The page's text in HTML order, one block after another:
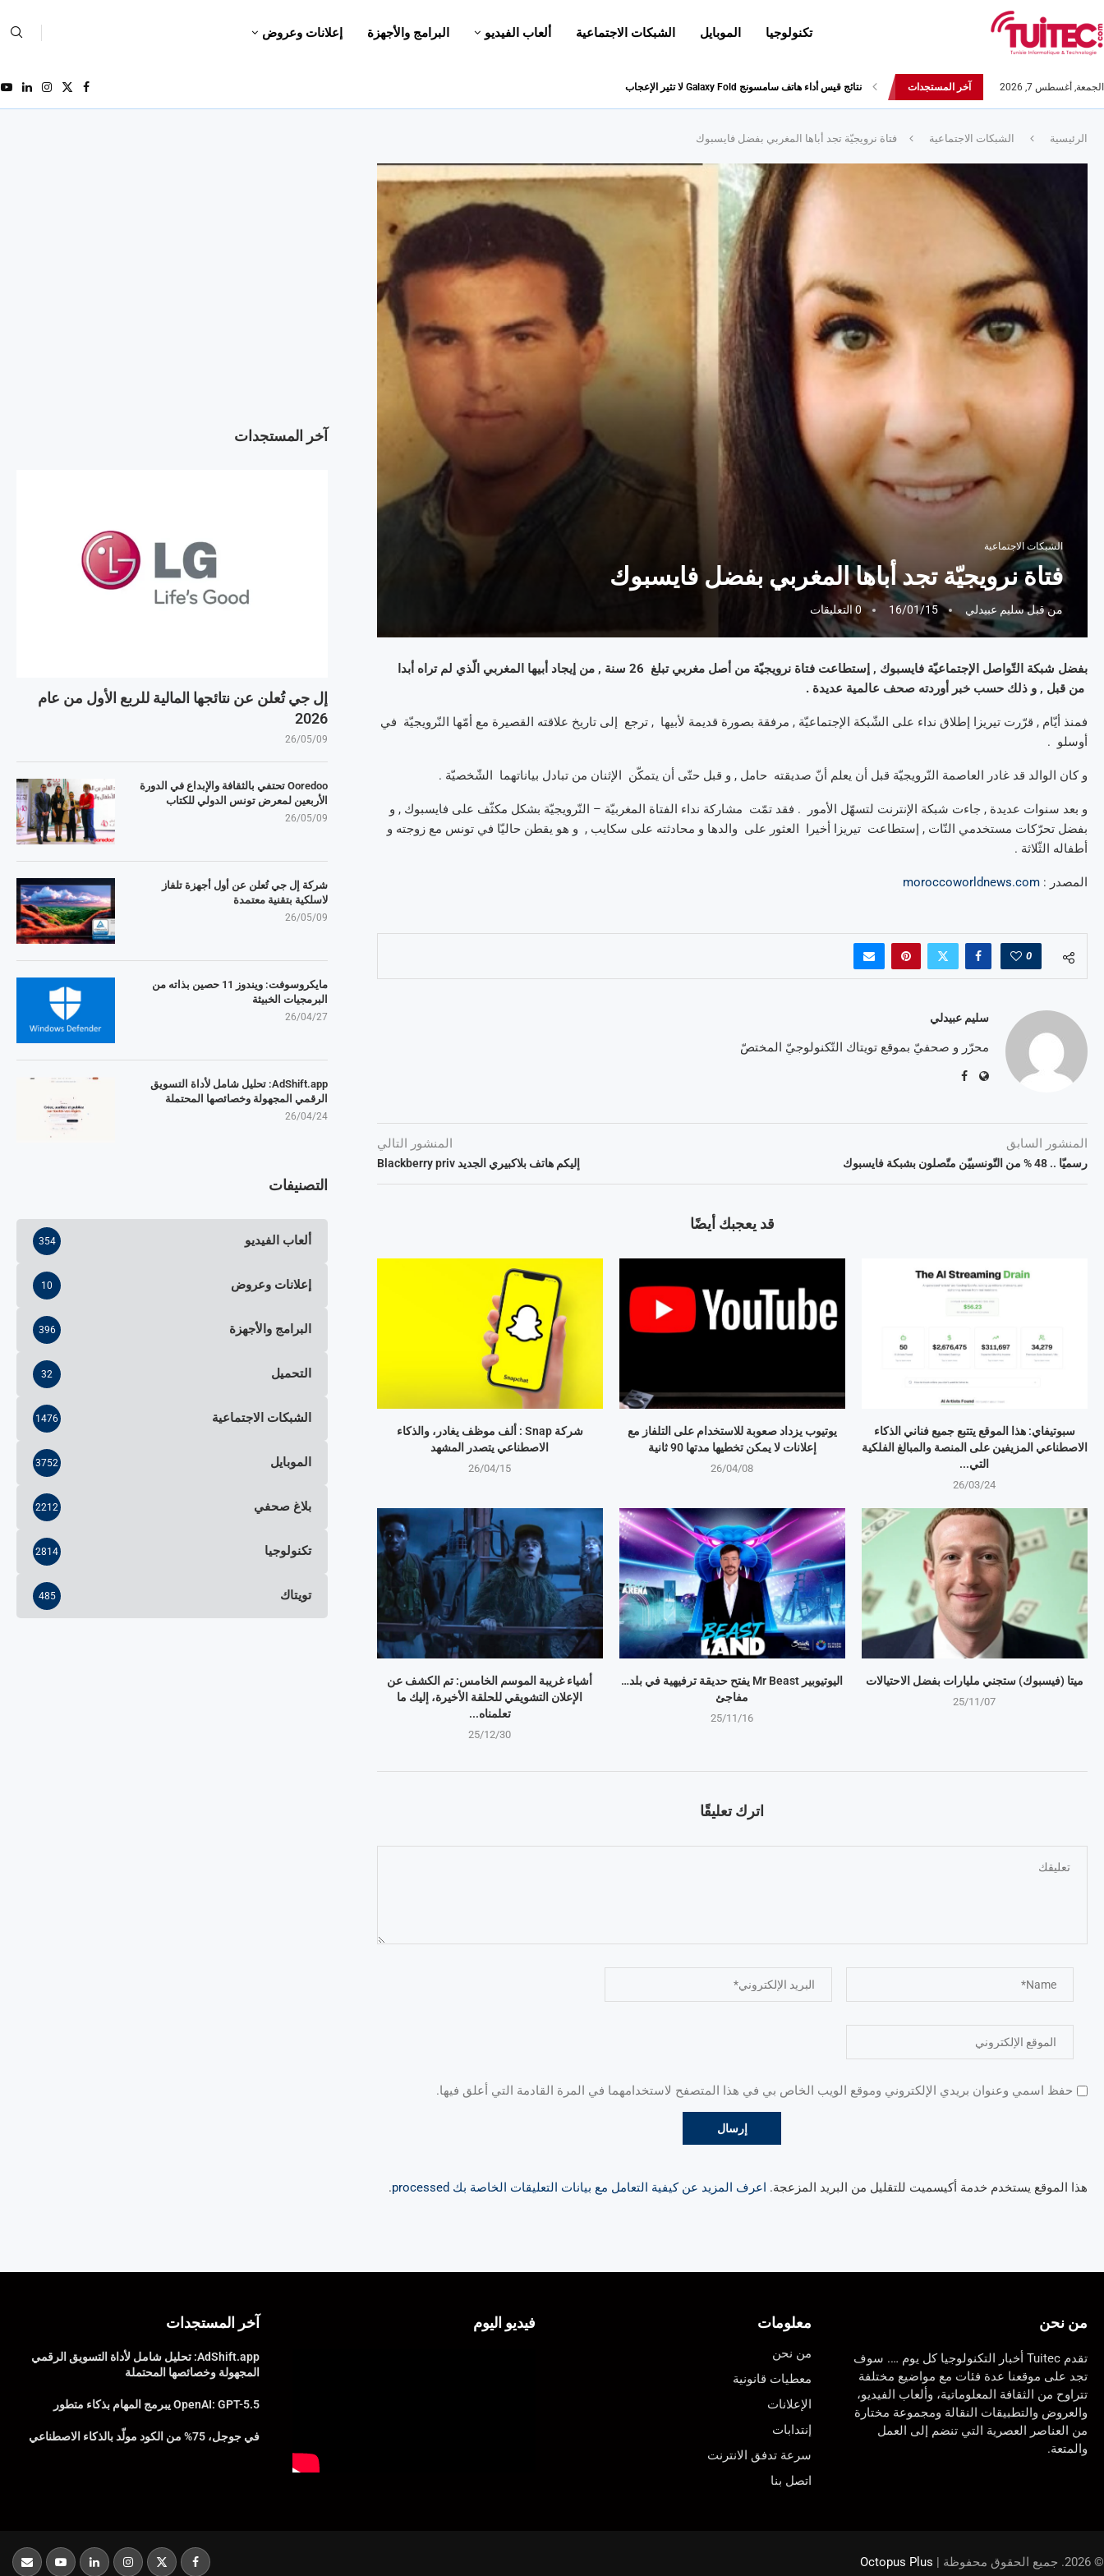
تكنولوجيا الموبايل الشبكات الاجتماعية ألعاب الفيديو البرامج والأجهزة إعلانات وعروض
الجمعة, أغسطس 7, 2026 آخر المستجدات أحدث إصدارات هواوي: هاتف “nova 8 SE” ينطلق رسميا مع أربع...
الرئيسية الشبكات الاجتماعية فتاة نرويجيّة تجد أباها المغربي بفضل فايسبوك
الشبكات الاجتماعية
فتاة نرويجيّة تجد أباها المغربي بفضل فايسبوك
من قبلسليم عبيدلي 16/01/15 0 التعليقات
بفضل شبكة التّواصل الإجتماعيّة فايسبوك , إستطاعت فتاة نرويجيّة من أصل مغربي تبلغ 26 سنة , من إيجاد أبيها المغربي الّذي لم تراه أبدا
من قبل , و ذلك حسب خبر أوردته صحف عالمية عديدة .
فمنذ أيّام , قرّرت تيريزا إطلاق نداء على الشّبكة الإجتماعيّة , مرفقة بصورة قديمة لأبيها , ترجع إلى تاريخ علاقته القصيرة مع أمّها النّرويجيّة في
أوسلو .
و كان الوالد قد غادر العاصمة النّرويجيّة قبل أن يعلم أنّ صديقته حامل , و قبل حتّى أن يتمكّن الإثنان من تبادل بياناتهما الشّخصيّة .
و بعد سنوات عديدة , جاءت شبكة الإنترنت لتسهّل الأمور . فقد تمّت مشاركة نداء الفتاة المغربيّة – النّرويجيّة بشكل مكثّف على فايسبوك , و
بفضل تحرّكات مستخدمي النّات , إستطاعت تيريزا أخيرا العثور على والدها و محادثته على سكايب , و هو يقطن حاليّا في تونس مع زوجته و
أطفاله الثّلاثة .
المصدر : moroccoworldnews.com
0
سليم عبيدلي
محرّر و صحفيّ بموقع تويتاك التّكنولوجيّ المختصّ
المنشور السابق
رسميّا .. 48 % من التّونسييّن متّصلون بشبكة فايسبوك
المنشور التالي
إليكم هاتف بلاكبيري الجديد Blackberry priv
قد يعجبك أيضًا
شركة Snap : ألف موظف يغادر، والذكاء
الاصطناعي يتصدر المشهد
26/04/15
يوتيوب يزداد صعوبة للاستخدام على التلفاز مع
إعلانات لا يمكن تخطيها مدتها 90 ثانية
26/04/08
سبوتيفاي: هذا الموقع يتتبع جميع فناني الذكاء
الاصطناعي المزيفين على المنصة والمبالغ الفلكية
التي...
26/03/24
أشياء غريبة الموسم الخامس: تم الكشف عن
الإعلان التشويقي للحلقة الأخيرة، إليك ما
تعلمناه...
25/12/30
اليوتيوبير Mr Beast يفتح حديقة ترفيهية في بلد…
مفاجئ
25/11/16
ميتا (فيسبوك) ستجني مليارات بفضل الاحتيالات
25/11/07
اترك تعليقًا
حفظ اسمي وعنوان بريدي الإلكتروني وموقع الويب الخاص بي في هذا المتصفح لاستخدامهما في المرة القادمة التي أعلق فيها.
هذا الموقع يستخدم خدمة أكيسميت للتقليل من البريد المزعجة. اعرف المزيد عن كيفية التعامل مع بيانات التعليقات الخاصة بك processed .
آخر المستجدات
إل جي تُعلن عن نتائجها المالية للربع الأول من عام
2026
26/05/09
Ooredoo تحتفي بالثقافة والإبداع في الدورة
الأربعين لمعرض تونس الدولي للكتاب
26/05/09
شركة إل جي تُعلن عن أول أجهزة تلفاز
لاسلكية بتقنية معتمدة
26/05/09
مايكروسوفت: ويندوز 11 حصين بذاته من
البرمجيات الخبيثة
26/04/27
AdShift.app: تحليل شامل لأداة التسويق
الرقمي المجهولة وخصائصها المحتملة
26/04/24
التصنيفات
ألعاب الفيديو 354
إعلانات وعروض 10
البرامج والأجهزة 396
التحميل 32
الشبكات الاجتماعية 1476
الموبايل 3752
بلاغ صحفي 2212
تكنولوجيا 2814
تويتاك 485
من نحن
تقدم Tuitec أخبار التكنولوجيا كل يوم …. سوف
تجد على موقعنا عدة فئات مع مواضيع مختلفة
تتراوح من الثقافة المعلوماتية، وألعاب الفيديو،
والعروض والتطبيقات النقالة ومجموعة مختارة
من العناصر العصرية التي تنضم إلى العمل
والمتعة.
معلومات
من نحن
معطيات قانونية
الإعلانات
إنتدابات
سرعة تدفق الانترنت
اتصل بنا
فيديو اليوم آخر المستجدات
AdShift.app: تحليل شامل لأداة التسويق الرقمي
المجهولة وخصائصها المحتملة
OpenAI: GPT-5.5 يبرمج المهام بذكاء متطور
في جوجل، 75% من الكود مولّد بالذكاء الاصطناعي
© 2026. جميع الحقوق محفوظة | Octopus Plus